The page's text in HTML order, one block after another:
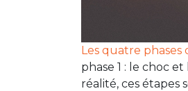
Les quatre phases
phase 1 : le choc
réalité, ces étapes